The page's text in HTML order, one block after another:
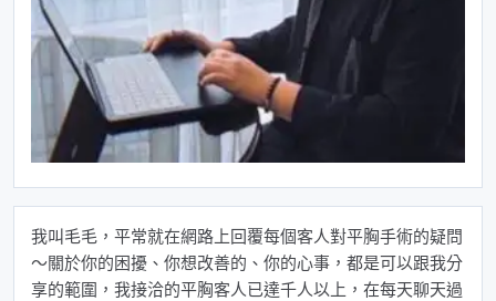
我叫毛毛，平常就在網路上回覆每個客人對平胸手術的疑問
～關於你的困擾、你想改善的、你的心事，都是可以跟我分
享的範圍，我接洽的平胸客人已達千人以上，在每天聊天過